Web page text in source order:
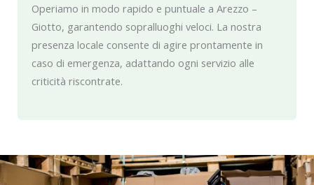
Operiamo in modo rapido e puntuale a Arezzo –
Giotto, garantendo sopralluoghi veloci. La nostra
presenza locale consente di agire prontamente in
caso di emergenza, adattando ogni servizio alle
criticità riscontrate.